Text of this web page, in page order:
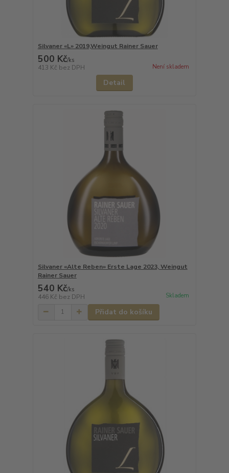
Silvaner «L» 2019,Weingut Rainer Sauer
500 Kč/ks
413 Kč bez DPH Není skladem
Detail
Silvaner «Alte Reben» Erste Lage 2023, Weingut
Rainer Sauer
540 Kč/ks
446 Kč bez DPH Skladem
Přidat do košíku